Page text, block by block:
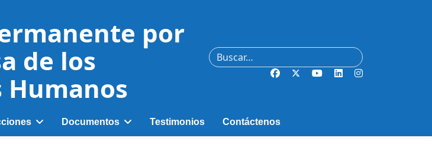
por
de los
Humanos
Buscar
Documentos Testimonios Contáctenos